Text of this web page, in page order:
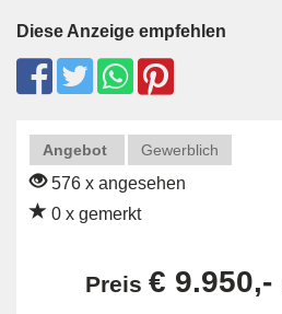
Diese Anzeige empfehlen
Angebot Gewerblich
576 x angesehen
0 x gemerkt
Preis € 9.950,-